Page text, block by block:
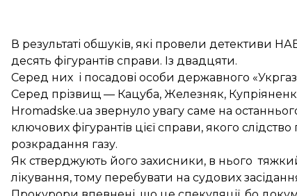
В результаті обшуків, які провели детективи
десять фігурантів справи. Із двадцяти.
Серед них і посадові особи державного
Серед прізвищ — Кацуба, Железняк,
Hromadske.ua звернуло увагу саме на
ключових фігурантів цієї справи, якого
розкрадання газу.
Як стверджують його захисники, в нього
лікування, тому перебувати на судових